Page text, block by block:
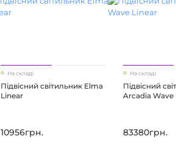
На складі
Підвісний світильник Elma
Linear
10956грн.
На складі
Підвісний
Arcadia Wave
83380грн.